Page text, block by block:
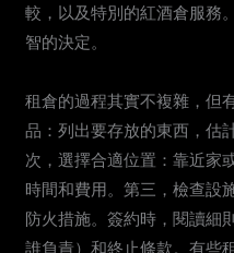
較，以及特別的紅酒倉服務
智的決定。
租倉的過程其實不複雜，但
品：列出要存放的東西，估
次，選擇合適位置：靠近家
時間和費用。第三，檢查設
防火措施。簽約時，閱讀細
誰負責）和終止條款。有些